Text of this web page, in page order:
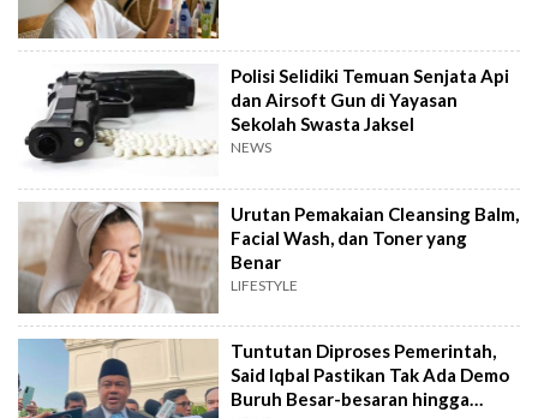
Polisi Selidiki Temuan Senjata Api
dan Airsoft Gun di Yayasan
Sekolah Swasta Jaksel
NEWS
Urutan Pemakaian Cleansing Balm,
Facial Wash, dan Toner yang
Benar
LIFESTYLE
Tuntutan Diproses Pemerintah,
Said Iqbal Pastikan Tak Ada Demo
Buruh Besar-besaran hingga